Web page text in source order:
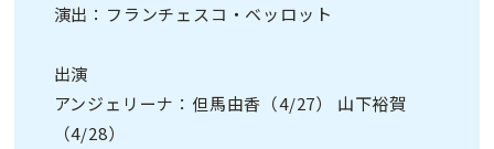
演出：フランチェスコ・ベッロット
出演
アンジェリーナ：但馬由香（4/27） 山下裕賀
（4/28）